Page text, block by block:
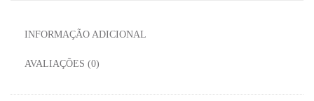
INFORMAÇÃO ADICIONAL
AVALIAÇÕES (0)